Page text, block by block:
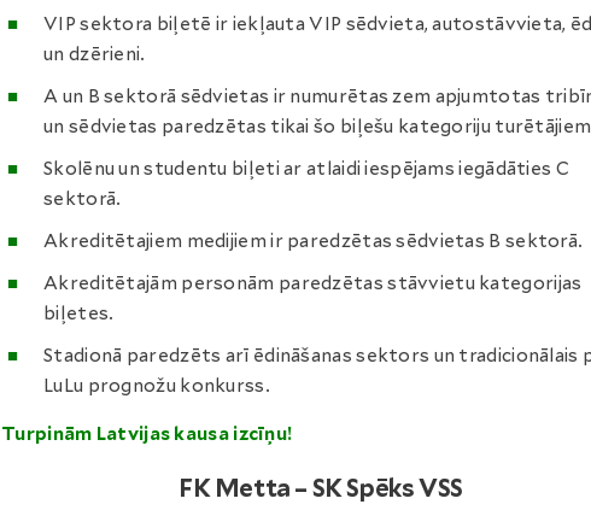
VIP sektora biļetē ir iekļauta VIP sēdvieta, autostāvvieta,
un dzērieni.
A un B sektorā sēdvietas ir numurētas zem apjumtotas
un sēdvietas paredzētas tikai šo biļešu kategoriju
Skolēnu un studentu biļeti ar atlaidi iespējams iegādāties C
sektorā.
Akreditētajiem medijiem ir paredzētas sēdvietas B sektorā.
Akreditētajām personām paredzētas stāvvietu kategorijas
biļetes.
Stadionā paredzēts arī ēdināšanas sektors un tradicionālais
LuLu prognožu konkurss.
Turpinām Latvijas kausa izcīņu!
FK Metta – SK Spēks VSS